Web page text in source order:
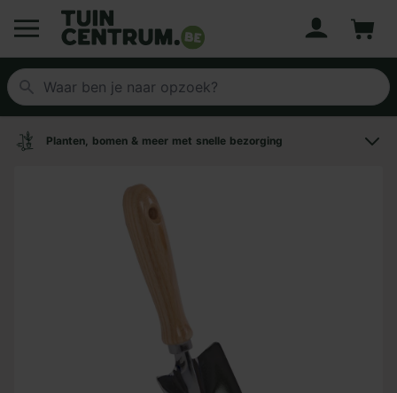
Logo Tuincentrum.be
Planten, bomen & meer met snelle bezorging